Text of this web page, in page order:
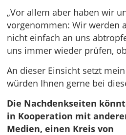
„Vor allem aber haben wir
vorgenommen: Wir werden
nicht einfach an uns
uns immer wieder prüfen,
An dieser Einsicht setzt
würden Ihnen gerne bei
Die Nachdenkseiten
in Kooperation mit
Medien, einen Kreis von